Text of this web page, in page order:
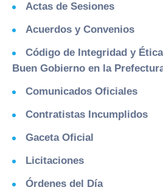
Actas de Sesiones
Acuerdos y Convenios
Código de Integridad y
Buen Gobierno en la
Comunicados Oficiales
Contratistas Incumplidos
Gaceta Oficial
Licitaciones
Órdenes del Día